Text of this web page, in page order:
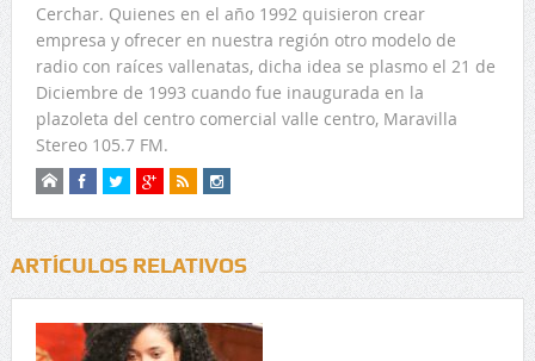
Cerchar. Quienes en el año 1992 quisieron crear
empresa y ofrecer en nuestra región otro modelo de
radio con raíces vallenatas, dicha idea se plasmo el 21 de
Diciembre de 1993 cuando fue inaugurada en la
plazoleta del centro comercial valle centro, Maravilla
Stereo 105.7 FM.
ARTÍCULOS RELATIVOS